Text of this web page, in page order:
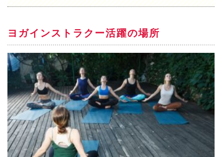
ヨガインストラクー活躍の場所